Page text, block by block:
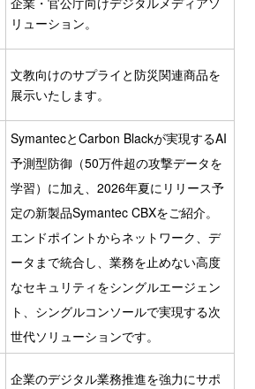
リューション。
文教向けのサプライと防災関連商品を
展示いたします。
SymantecとCarbon Blackが実現するAI
予測型防御（50万件超の攻撃データを
学習）に加え、2026年夏にリリース予
定の新製品Symantec CBXをご紹介。
エンドポイントからネットワーク、デ
ータまで統合し、業務を止めない高度
なセキュリティをシングルエージェン
ト、シングルコンソールで実現する次
世代ソリューションです。
企業のデジタル業務推進を強力にサポ